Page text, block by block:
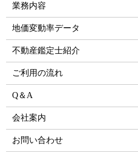
業務内容
地価変動率データ
不動産鑑定士紹介
ご利用の流れ
Q＆A
会社案内
お問い合わせ